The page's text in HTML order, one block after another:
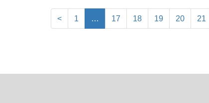
< 1 … 17 18 19 20 21